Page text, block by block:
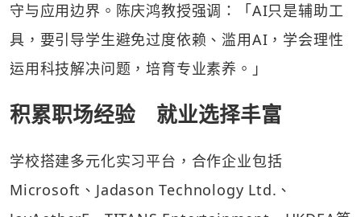
守与应用边界。陈庆鸿教授强调：「AI只是辅助工
具，要引导学生避免过度依赖、滥用AI，学会理性
运用科技解决问题，培育专业素养。」
积累职场经验 就业选择丰富
学校搭建多元化实习平台，合作企业包括
Microsoft、Jadason Technology Ltd.、